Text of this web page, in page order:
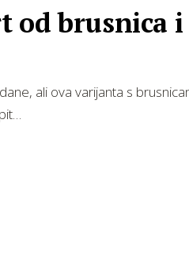
od brusnica i
ali ova varijanta s